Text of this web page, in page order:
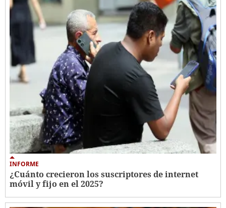
INFORME
¿Cuánto crecieron los suscriptores de internet
móvil y fijo en el 2025?